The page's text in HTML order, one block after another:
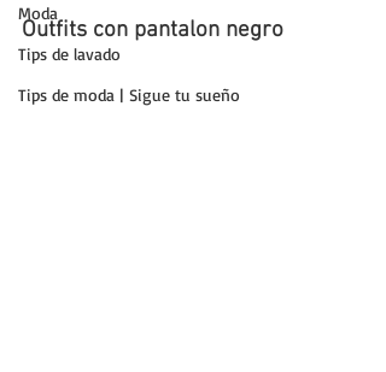
Moda
Tips de lavado
Tips de moda | Sigue tu sueño
Outfits con pantalon negro